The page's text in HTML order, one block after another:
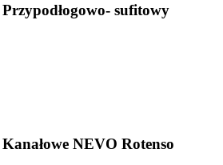
sufitowy
NEVO Rotenso